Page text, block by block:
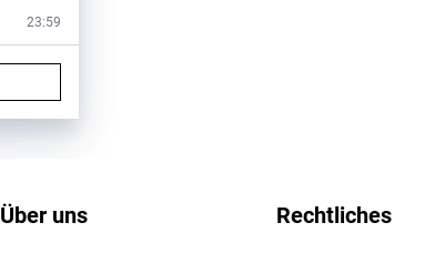
23:59
Über uns Rechtliches